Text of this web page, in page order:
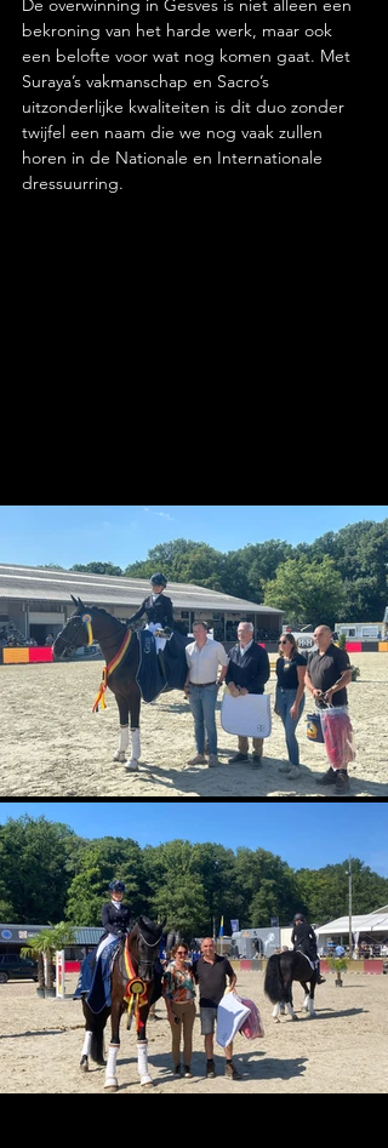
De overwinning in Gesves is niet alleen een
bekroning van het harde werk, maar ook
een belofte voor wat nog komen gaat. Met
Suraya’s vakmanschap en Sacro’s
uitzonderlijke kwaliteiten is dit duo zonder
twijfel een naam die we nog vaak zullen
horen in de Nationale en Internationale
dressuurring.